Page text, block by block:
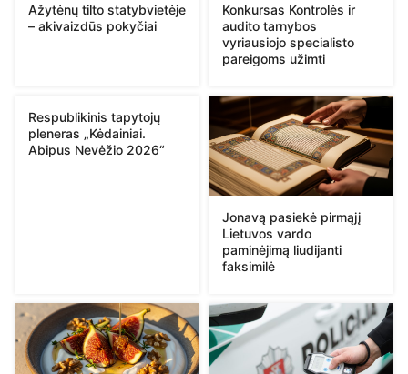
Ažytėnų tilto statybvietėje
– akivaizdūs pokyčiai
Konkursas Kontrolės ir
audito tarnybos
vyriausiojo specialisto
pareigoms užimti
Respublikinis tapytojų
pleneras „Kėdainiai.
Abipus Nevėžio 2026“
Jonavą pasiekė pirmąjį
Lietuvos vardo
paminėjimą liudijanti
faksimilė